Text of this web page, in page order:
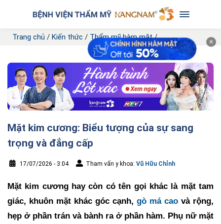
Trang chủ / Kiến thức / Thẩm mỹ hàm mặt/
Mặt kim cương: Biểu tượng của sự sang
trọng và đẳng cấp
17/07/2026 - 3:04 Tham vấn y khoa: Vũ Hữu Chỉnh
Mặt kim cương hay còn có tên gọi khác là mặt tam
giác, khuôn mặt khác góc cạnh, gò má cao và rộng,
hẹp ở phần trán và bành ra ở phần hàm. Phụ nữ mặt
✕